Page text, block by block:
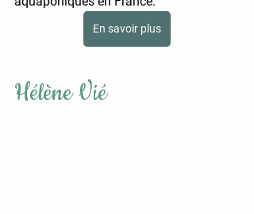
En savoir plus
Hélène Vié